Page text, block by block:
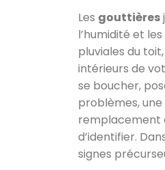
Les gouttières
l’humidité et
pluviales du
intérieurs de
se boucher,
problèmes,
remplacement
d’identifier.
signes